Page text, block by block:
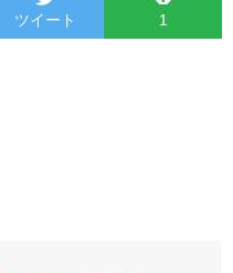
ツイート 1